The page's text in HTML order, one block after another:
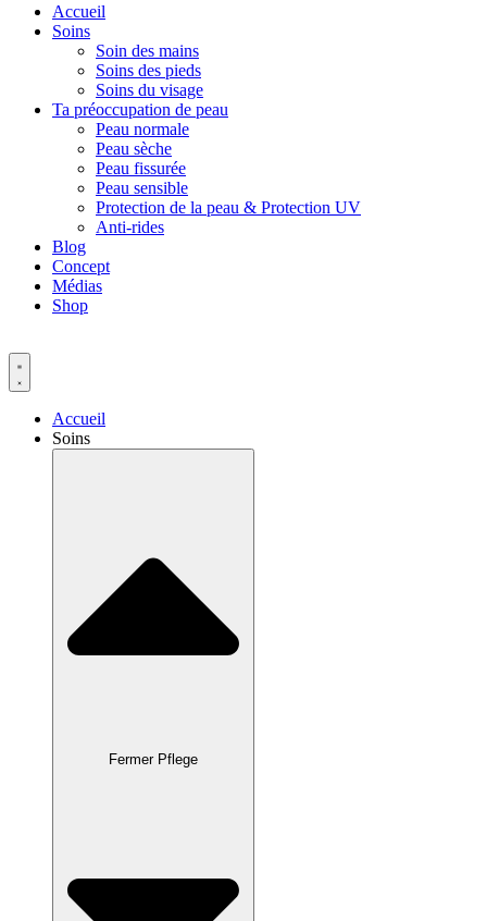
Accueil
Soins
Soin des mains
Soins des pieds
Soins du visage
Ta préoccupation de peau
Peau normale
Peau sèche
Peau fissurée
Peau sensible
Protection de la peau & Protection UV
Anti-rides
Blog
Concept
Médias
Shop
Accueil
Soins
Fermer Pflege